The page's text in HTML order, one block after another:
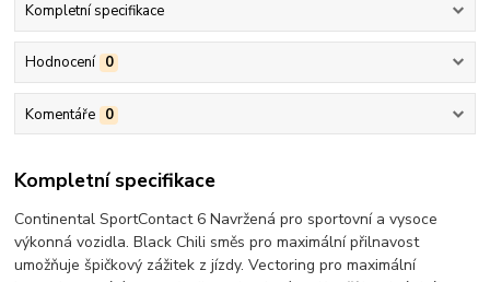
Kompletní specifikace
Hodnocení 0
Komentáře 0
Kompletní specifikace
Continental SportContact 6 Navržená pro sportovní a vysoce
výkonná vozidla. Black Chili směs pro maximální přilnavost
umožňuje špičkový zážitek z jízdy. Vectoring pro maximální